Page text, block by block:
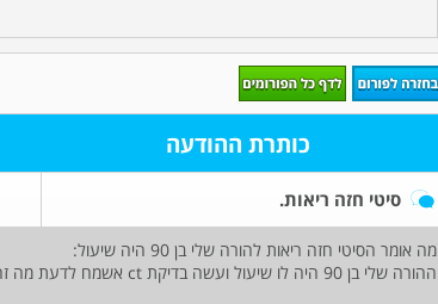
כותרת ההודעה
סיטי חזה ריאות.
מה אומר הסיטי חזה ריאות להורה שלי בן 90 היה שיעול:
ההורה שלי בן 90 היה לו שיעול ועשה בדיקת ct אשמח לדעת מה זה אומר הבדיקה: